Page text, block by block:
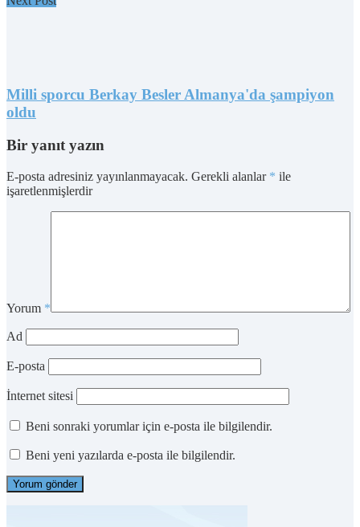
Milli sporcu Berkay Besler Almanya'da şampiyon
oldu
Bir yanıt yazın
E-posta adresiniz yayınlanmayacak. Gerekli alanlar * ile
işaretlenmişlerdir
Yorum *
Ad
E-posta
İnternet sitesi
Beni sonraki yorumlar için e-posta ile bilgilendir.
Beni yeni yazılarda e-posta ile bilgilendir.